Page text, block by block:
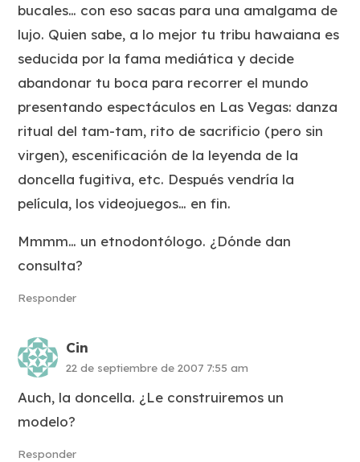
bucales… con eso sacas para una amalgama de
lujo. Quien sabe, a lo mejor tu tribu hawaiana es
seducida por la fama mediática y decide
abandonar tu boca para recorrer el mundo
presentando espectáculos en Las Vegas: danza
ritual del tam-tam, rito de sacrificio (pero sin
virgen), escenificación de la leyenda de la
doncella fugitiva, etc. Después vendría la
película, los videojuegos… en fin.
Mmmm… un etnodontólogo. ¿Dónde dan
consulta?
Responder
Cin
22 de septiembre de 2007 7:55 am
Auch, la doncella. ¿Le construiremos un
modelo?
Responder